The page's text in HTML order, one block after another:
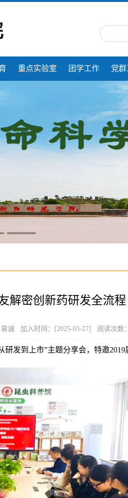
重点实验室 团学工作 党
解密创新药研发全流程
诚 加入时间：[2025-03-27] 阅读次数
发到上市”主题分享会，特邀2019